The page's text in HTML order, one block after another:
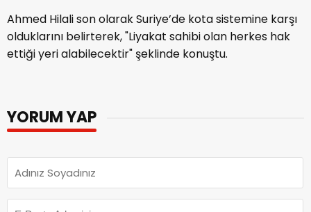
Ahmed Hilali son olarak Suriye’de kota sistemine karşı
olduklarını belirterek, "Liyakat sahibi olan herkes hak
ettiği yeri alabilecektir" şeklinde konuştu.
YORUM YAP